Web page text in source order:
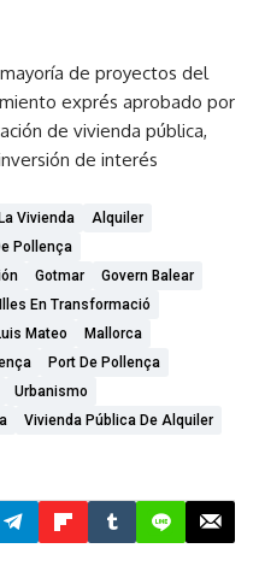
de proyectos del
exprés aprobado por
de vivienda pública,
de interés
Vivienda
Alquiler
Pollença
Gotmar
Govern Balear
Illes En Transformació
Mateo
Mallorca
Port De Pollença
Urbanismo
Vivienda Pública De Alquiler